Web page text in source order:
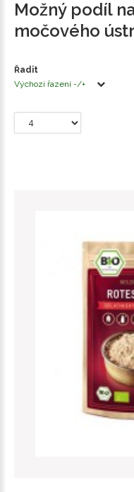
Možný podíl
močového
Řadit
Výchozí řazení -/+